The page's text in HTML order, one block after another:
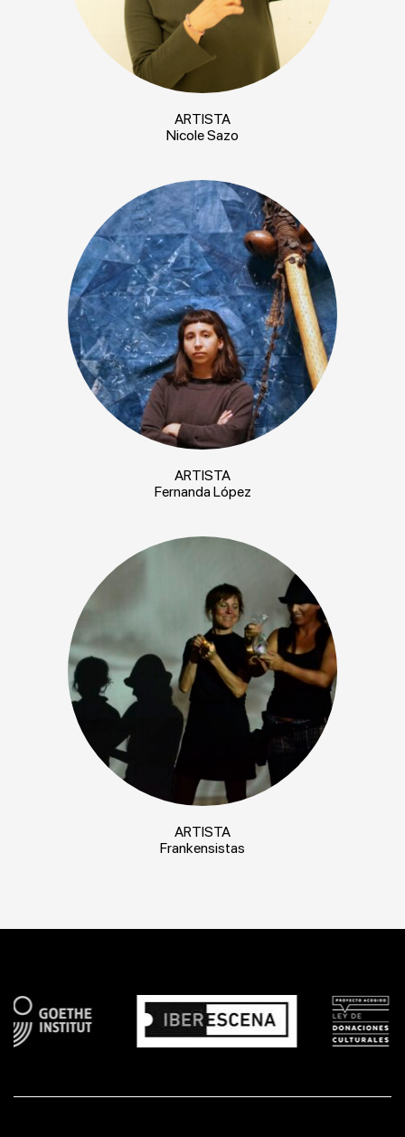
ARTISTA
Nicole Sazo
ARTISTA
Fernanda López
ARTISTA
Frankensistas